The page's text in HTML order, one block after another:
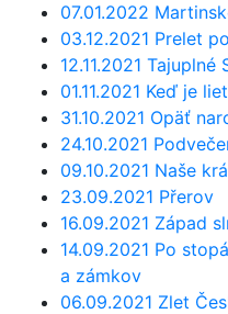
07.01.2022
03.12.2021 Prelet
12.11.2021 Tajuplné
01.11.2021 Keď je
31.10.2021 Opäť
24.10.2021
09.10.2021 Naše
23.09.2021 Přerov
16.09.2021 Západ
14.09.2021 Po
a zámkov
06.09.2021 Zlet